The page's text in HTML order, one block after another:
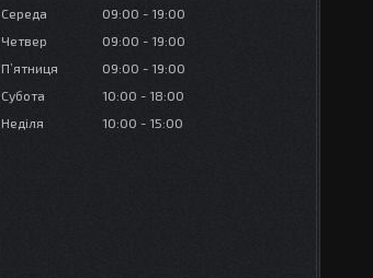
Середа
09:00
19:00
Четвер
09:00
19:00
Пʼятниця
09:00
19:00
Субота
10:00
18:00
Неділя
10:00 15:00